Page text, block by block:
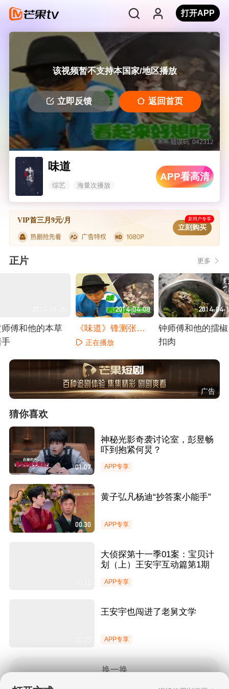
打开APP
该视频暂不支持本国家/地区播放
立即反馈 返回首页
错误码: 042312
味道
综艺 海量次播放
APP看高清
VIP首三月9元/月 新用户专享
立刻购买
正片 更多
2014-03-20
傅和他的本草
2014-04-08
《味道》锋测张杰
韩磊正在播放
2014-04-
钟师傅和他的擂椒
扣肉
广告
猜你喜欢
01:07
神秘光影奇袭讨论室，彭昱畅
吓到抱紧何炅？
APP专享
00:30
黄子弘凡杨迪“抄答案小能手”
APP专享
00:12
大侦探第十一季01案：宝贝计
划（上）王安宇互动篇第1期
APP专享
00:23
王安宇也闯进了老舅文学
APP专享
换一换